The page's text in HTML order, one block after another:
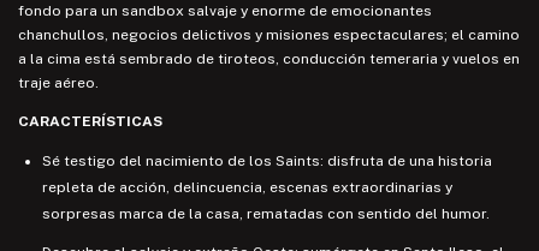
fondo para un sandbox salvaje y enorme de emocionantes
chanchullos, negocios delictivos y misiones espectaculares; el camino
a la cima está sembrado de tiroteos, conducción temeraria y vuelos en
traje aéreo.
CARACTERÍSTICAS
Sé testigo del nacimiento de los Saints: disfruta de una historia
repleta de acción, delincuencia, escenas extraordinarias y
sorpresas marca de la casa, rematadas con sentido del humor.